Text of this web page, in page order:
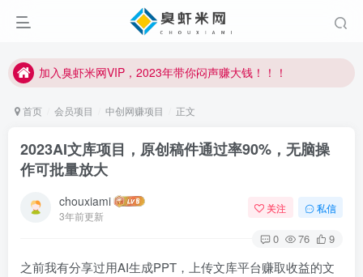
加入臭虾米网VIP，2023年带你闷声赚大钱！！！
加入臭虾米网VIP，2023年带你闷声赚大钱！！！
首页 会员项目 中创网赚项目 正文
2023AI文库项目，原创稿件通过率90%，无脑操
作可批量放大
chouxiami
3年前更新
关注 私信
0 76 9
之前我有分享过用AI生成PPT，上传文库平台赚取收益的文